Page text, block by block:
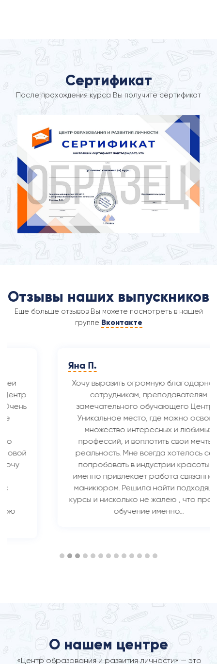
Сертификат
После прохождения курса Вы получите сертификат
Отзывы наших выпускников
Еще больше отзывов Вы можете посмотреть в нашей
группе Вконтакте
Хочу выразить огромную благодарность
сотрудникам, преподавателям
замечательного обучающего Центра.
Уникальное место, где можно освоить
множество интересных и любимых
профессий, и воплотить свои мечты в
реальность. Мне всегда хотелось себя
попробовать в индустрии красоты, а
именно привлекает работа связанная с
маникюром. Решила найти подходящие
курсы и нисколько не жалею , что прошла
обучение именно…
О нашем центре
«Центр образования и развития личности» — это